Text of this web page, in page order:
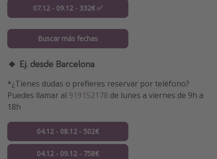
07.12 - 09.12 - 332€ ✅
Buscar más fechas
🔸 Ej. desde Barcelona
*¿Tienes dudas o prefieres reservar por teléfono?
Puedes llamar al 919152178 de lunes a viernes de 9h a
18h
04.12 - 08.12 - 502€
04.12 - 09.12 - 758€